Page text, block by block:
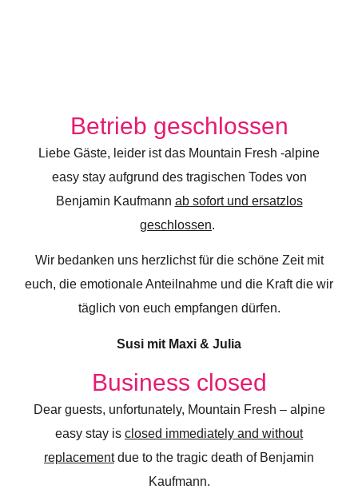
Betrieb geschlossen
Liebe Gäste, leider ist das Mountain Fresh -alpine
easy stay aufgrund des tragischen Todes von
Benjamin Kaufmann ab sofort und ersatzlos
geschlossen.
Wir bedanken uns herzlichst für die schöne Zeit mit
euch, die emotionale Anteilnahme und die Kraft die wir
täglich von euch empfangen dürfen.
Susi mit Maxi & Julia
Business closed
Dear guests, unfortunately, Mountain Fresh – alpine
easy stay is closed immediately and without
replacementdue to the tragic death of Benjamin
Kaufmann.